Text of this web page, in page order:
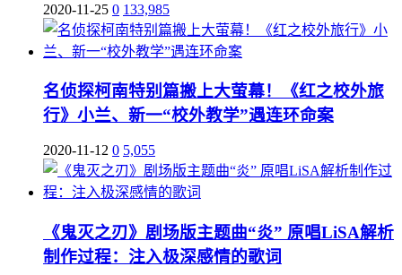
2020-11-25 0 133,985
名侦探柯南特别篇搬上大萤幕！《红之校外旅
行》小兰、新一“校外教学”遇连环命案
2020-11-12 0 5,055
《鬼灭之刃》剧场版主题曲“炎” 原唱LiSA解析
制作过程：注入极深感情的歌词